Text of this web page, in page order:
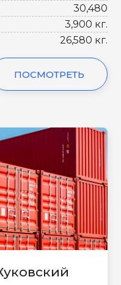
30,480
3,900 кг.
26,580 кг.
ПОСМОТРЕТЬ